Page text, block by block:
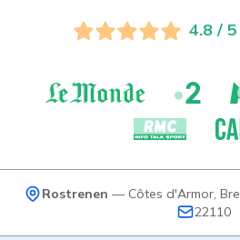
4.8 / 5
Rostrenen — Côtes d'Armor,
22110